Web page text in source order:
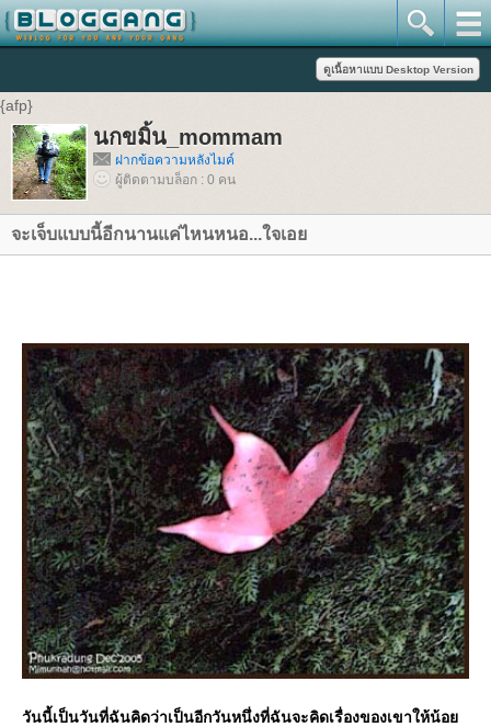
{afp}
นกขมิ้น_mommam
ฝากข้อความหลังไมค์
ผู้ติดตามบล็อก : 0 คน
จะเจ็บแบบนี้อีกนานแค่ไหนหนอ...ใจเอย
วันนี้เป็นวันที่ฉันคิดว่าเป็นอีกวันหนึ่งที่ฉันจะคิดเรื่องของเขาให้น้อย